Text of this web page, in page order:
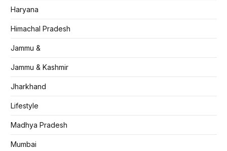
Haryana
Himachal Pradesh
Jammu &
Jammu & Kashmir
Jharkhand
Lifestyle
Madhya Pradesh
Mumbai